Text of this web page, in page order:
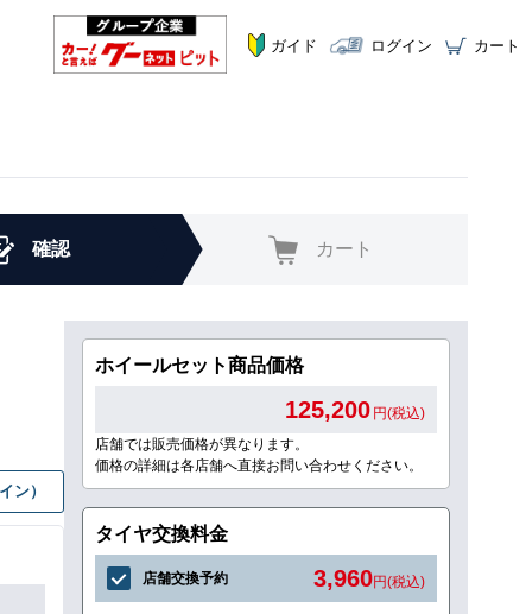
ガイド ログイン カート
確認 カート
ン）
ホイールセット商品価格
125,200 円(税込)
店舗では販売価格が異なります。
価格の詳細は各店舗へ直接お問い合わせください。
タイヤ交換料金
店舗交換予約 3,960円(税込)